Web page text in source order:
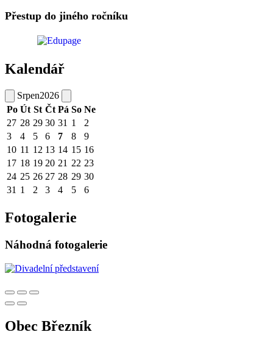
Přestup do jiného ročníku
Kalendář
Srpen2026
Po Út St Čt Pá So Ne
27 28 29 30 31 1
2
3
4 5 6 7 8
9
10 11 12 13 14 15 16
17 18 19 20 21 22 23
24 25 26 27 28 29 30
31 1 2 3 4 5 6
Fotogalerie
Náhodná fotogalerie
Obec Březník